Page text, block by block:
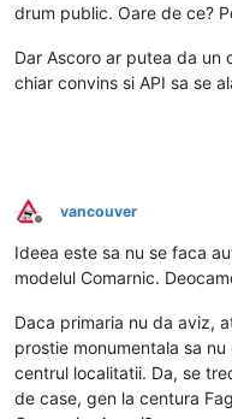
drum public. Oare de ce?
Dar Ascoro ar putea da un
chiar convins si API sa se
Deconectat
vancouver
Ideea este sa nu se faca
modelul Comarnic.
Daca primaria nu da aviz,
prostie monumentala sa
centrul localitatii. Da, se
de case, gen la centura